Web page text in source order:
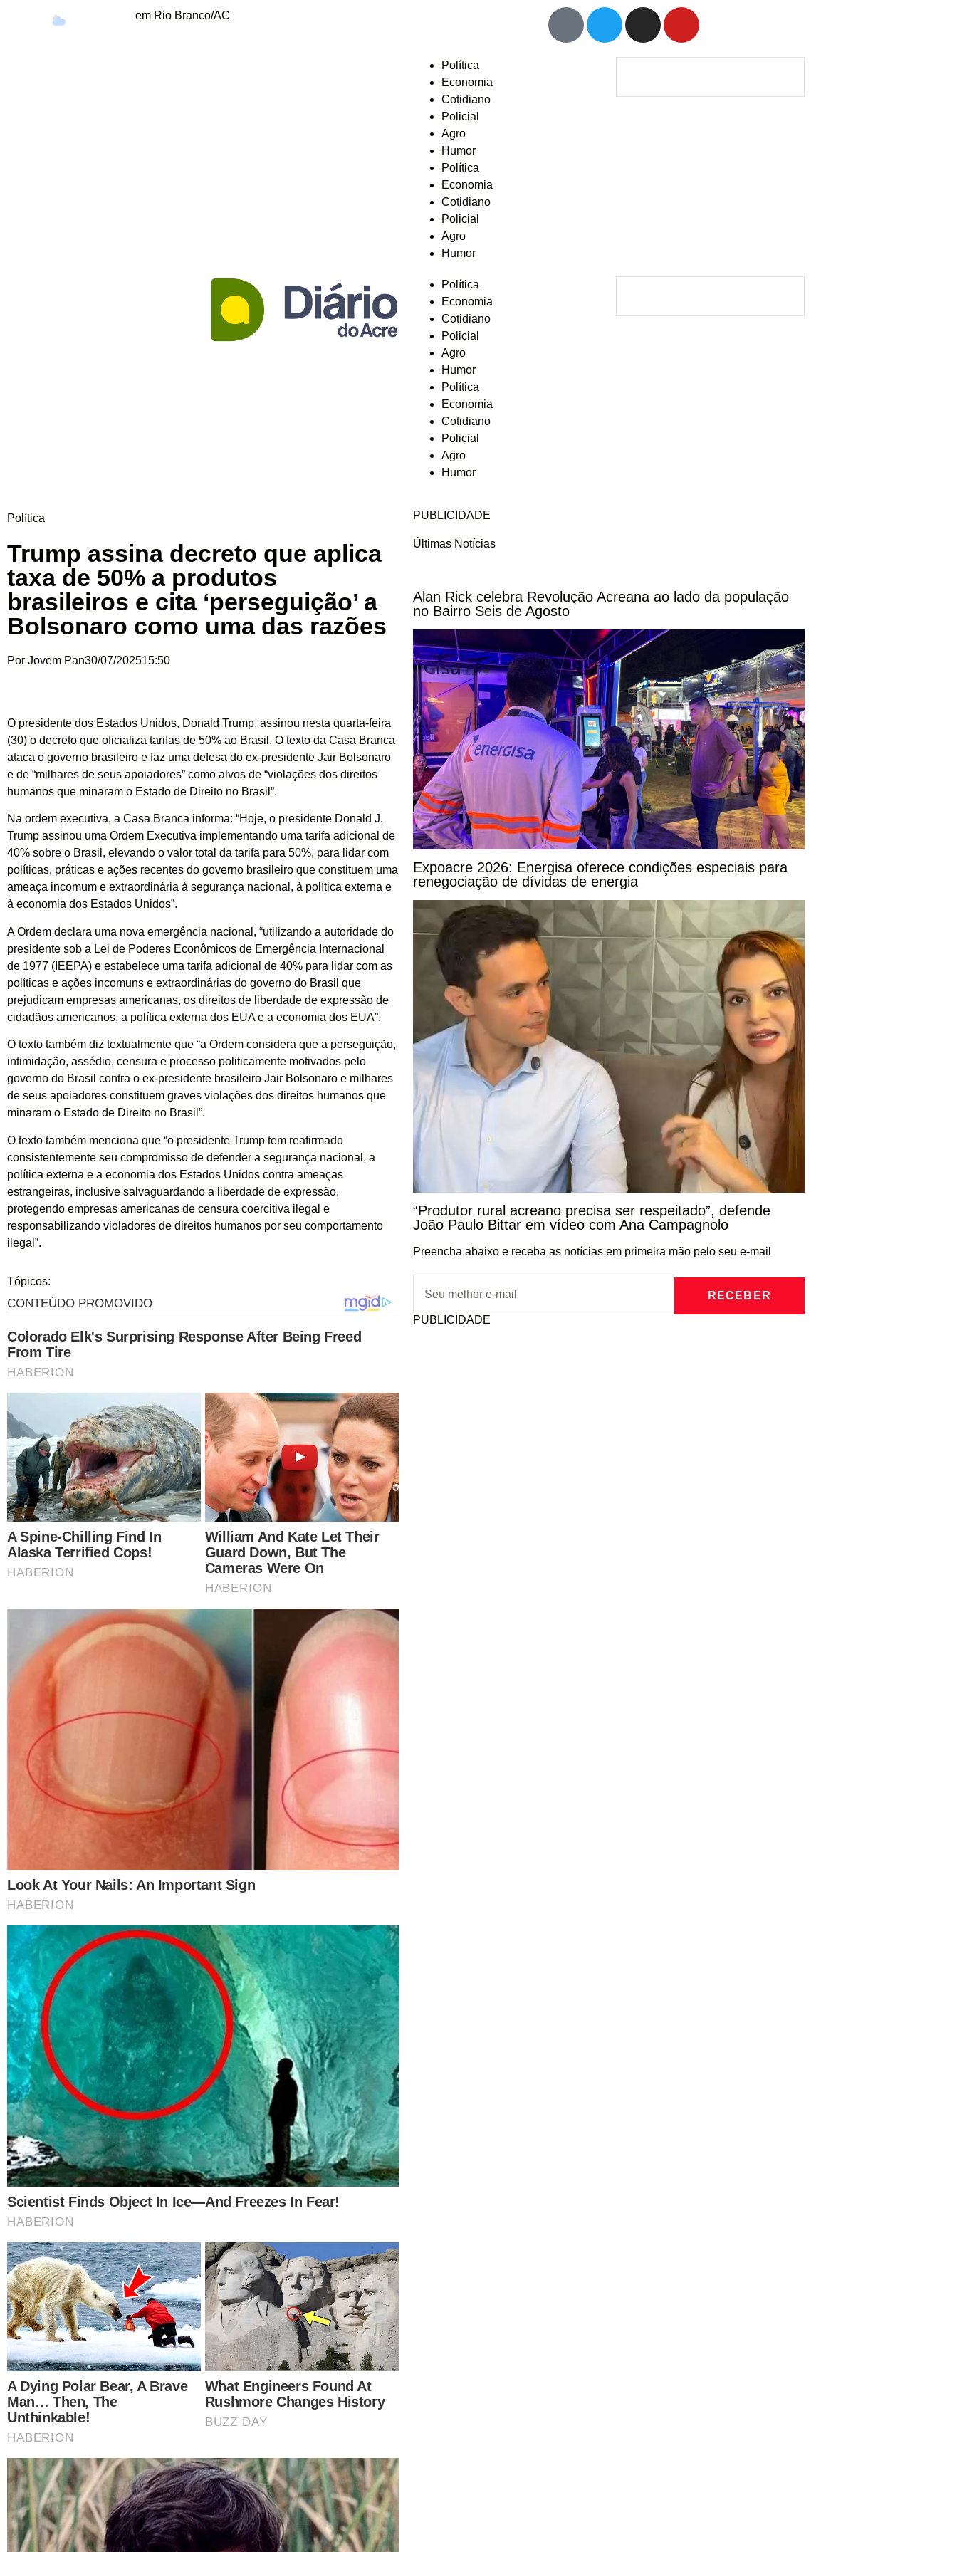
em Rio Branco/AC
Política
Economia
Cotidiano
Policial
Agro
Humor
Política
Economia
Cotidiano
Policial
Agro
Humor
Política
Economia
Cotidiano
Policial
Agro
Humor
Política
Economia
Cotidiano
Policial
Agro
Humor
Política
Trump assina decreto que aplica
taxa de 50% a produtos
brasileiros e cita ‘perseguição’ a
Bolsonaro como uma das razões
Por Jovem Pan30/07/202515:50
O presidente dos Estados Unidos, Donald Trump, assinou nesta quarta-feira
(30) o decreto que oficializa tarifas de 50% ao Brasil. O texto da Casa Branca
ataca o governo brasileiro e faz uma defesa do ex-presidente Jair Bolsonaro
e de “milhares de seus apoiadores” como alvos de “violações dos direitos
humanos que minaram o Estado de Direito no Brasil”.
Na ordem executiva, a Casa Branca informa: “Hoje, o presidente Donald J.
Trump assinou uma Ordem Executiva implementando uma tarifa adicional de
40% sobre o Brasil, elevando o valor total da tarifa para 50%, para lidar com
políticas, práticas e ações recentes do governo brasileiro que constituem uma
ameaça incomum e extraordinária à segurança nacional, à política externa e
à economia dos Estados Unidos”.
A Ordem declara uma nova emergência nacional, “utilizando a autoridade do
presidente sob a Lei de Poderes Econômicos de Emergência Internacional
de 1977 (IEEPA) e estabelece uma tarifa adicional de 40% para lidar com as
políticas e ações incomuns e extraordinárias do governo do Brasil que
prejudicam empresas americanas, os direitos de liberdade de expressão de
cidadãos americanos, a política externa dos EUA e a economia dos EUA”.
O texto também diz textualmente que “a Ordem considera que a perseguição,
intimidação, assédio, censura e processo politicamente motivados pelo
governo do Brasil contra o ex-presidente brasileiro Jair Bolsonaro e milhares
de seus apoiadores constituem graves violações dos direitos humanos que
minaram o Estado de Direito no Brasil”.
O texto também menciona que “o presidente Trump tem reafirmado
consistentemente seu compromisso de defender a segurança nacional, a
política externa e a economia dos Estados Unidos contra ameaças
estrangeiras, inclusive salvaguardando a liberdade de expressão,
protegendo empresas americanas de censura coercitiva ilegal e
responsabilizando violadores de direitos humanos por seu comportamento
ilegal”.
Tópicos:
PUBLICIDADE
Últimas Notícias
Alan Rick celebra Revolução Acreana ao lado da população
no Bairro Seis de Agosto
Expoacre 2026: Energisa oferece condições especiais para
renegociação de dívidas de energia
“Produtor rural acreano precisa ser respeitado”, defende
João Paulo Bittar em vídeo com Ana Campagnolo
Preencha abaixo e receba as notícias em primeira mão pelo seu e-mail
RECEBER
PUBLICIDADE